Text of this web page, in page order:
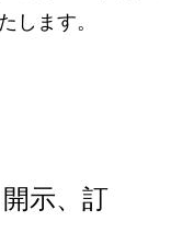
します。
示、訂